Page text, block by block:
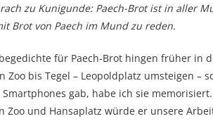
zu Kunigunde: Paech-Brot ist in aller
Brot von Paech im Mund zu reden.
für Paech-Brot hingen früher in
Zoo bis Tegel – Leopoldplatz umsteigen –
Smartphones gab, habe ich sie
Zoo und Hansaplatz würde er unsere